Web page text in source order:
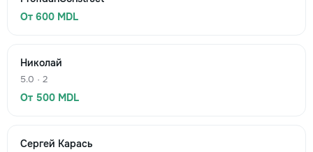
От 600 MDL
Николай
5.0 · 2
От 500 MDL
Сергей Карась